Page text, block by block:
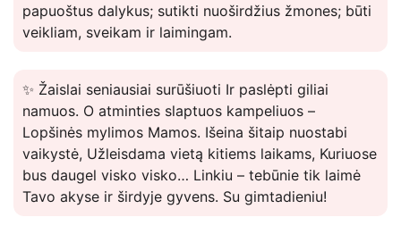
papuoštus dalykus; sutikti nuoširdžius žmones; būti
veikliam, sveikam ir laimingam.
✨ Žaislai seniausiai surūšiuoti Ir paslėpti giliai
namuos. O atminties slaptuos kampeliuos –
Lopšinės mylimos Mamos. Išeina šitaip nuostabi
vaikystė, Užleisdama vietą kitiems laikams, Kuriuose
bus daugel visko visko… Linkiu – tebūnie tik laimė
Tavo akyse ir širdyje gyvens. Su gimtadieniu!